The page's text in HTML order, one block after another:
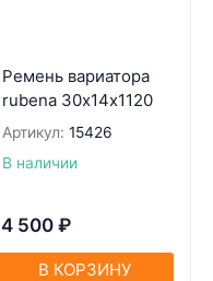
Ремень вариатора
rubena 30х14х1120
Артикул: 15426
В наличии
4 500 ₽
В КОРЗИНУ